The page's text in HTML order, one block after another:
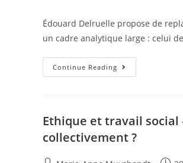
Édouard Delruelle propose de
un cadre analytique large : celui
Continue Reading
Ethique et travail
collectivement ?